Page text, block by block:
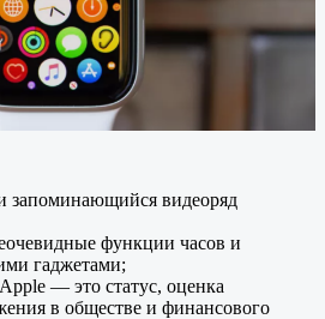
запоминающийся видеоряд
функции часов и
гаджетами;
— это статус, оценка
в обществе и финансового